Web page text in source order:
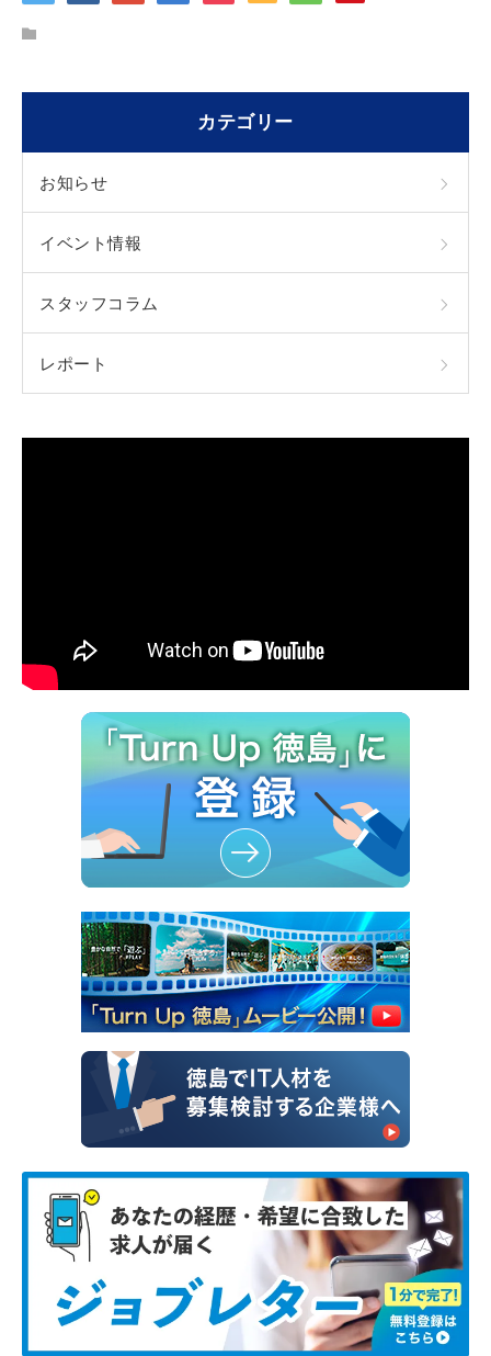
カテゴリー
お知らせ
イベント情報
スタッフコラム
レポート